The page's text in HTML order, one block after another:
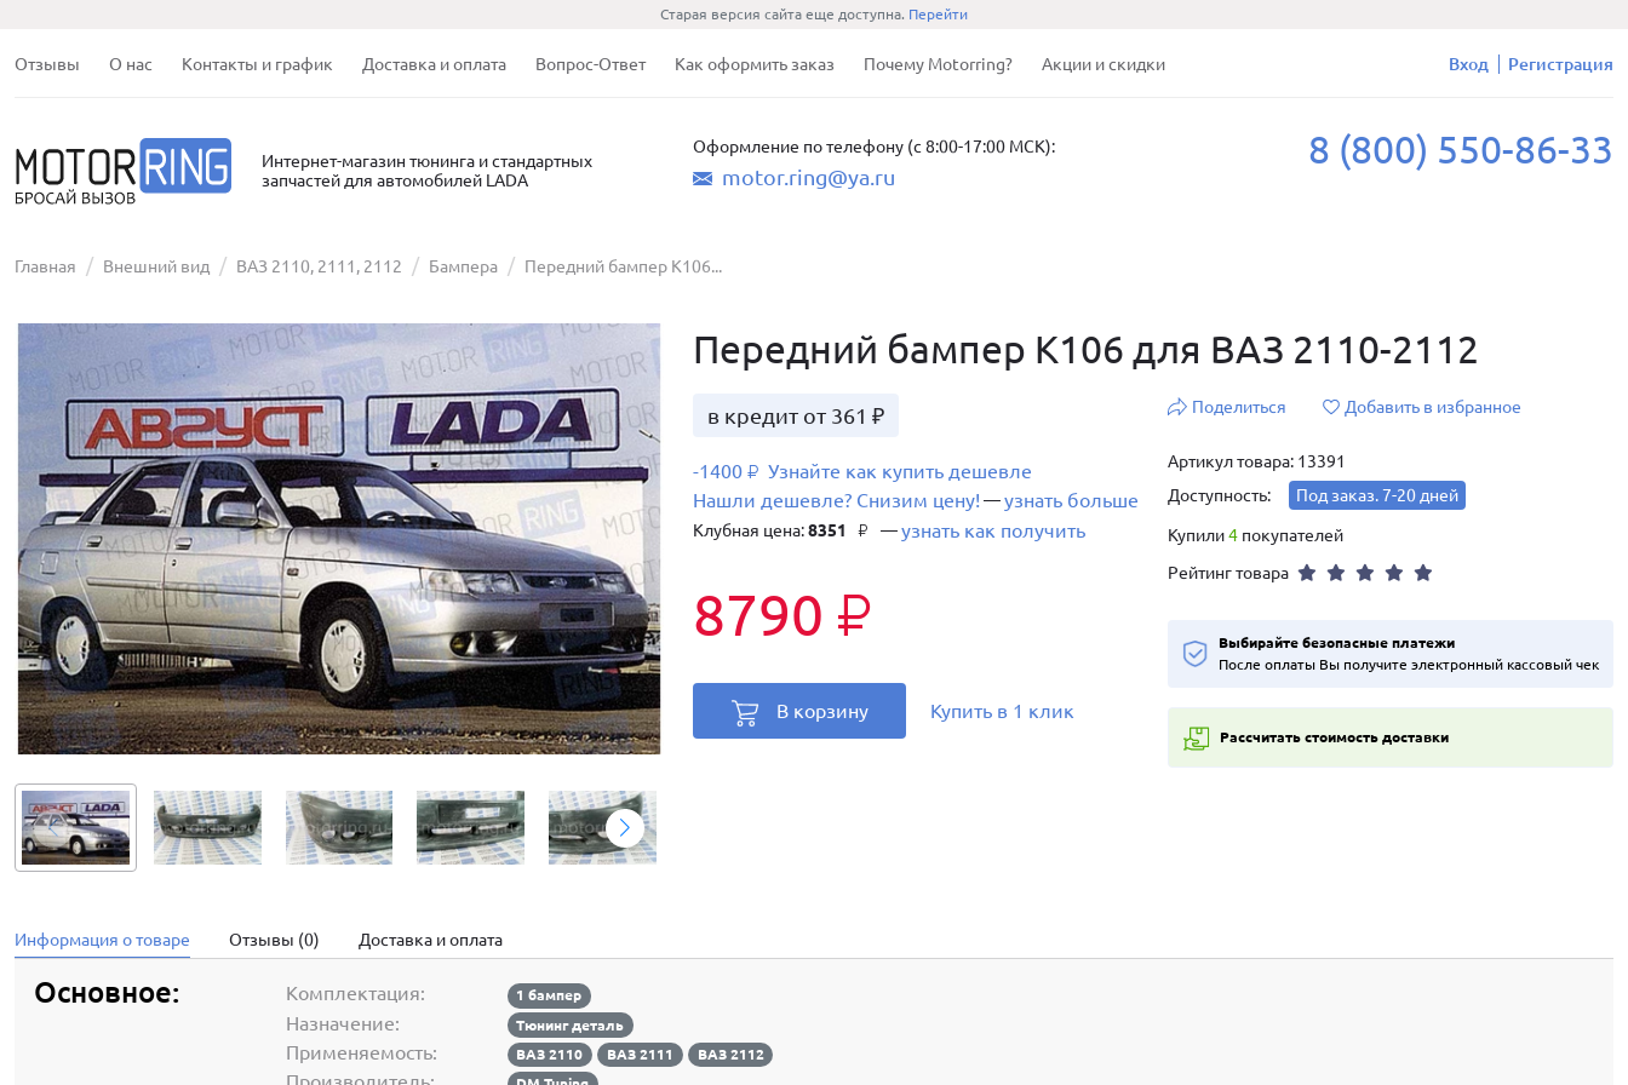
Старая версия сайта еще доступна. Перейти
Отзывы О нас Контакты и график Доставка и оплата Вопрос-Ответ Как оформить заказ Почему Motorring? Акции и скидки Вход Регистрация
Интернет-магазин тюнинга и стандартных
запчастей для автомобилей LADA
Оформление по телефону (с 8:00-17:00 МСК):
motor.ring@ya.ru
8 (800) 550-86-33
Главная Внешний вид ВАЗ 2110, 2111, 2112 Бампера Передний бампер K106...
Передний бампер K106 для ВАЗ 2110-2112
в кредит от 361 ₽
-1400 ₽ Узнайте как купить дешевле
Нашли дешевле? Снизим цену! —узнать больше
Клубная цена:8351 ₽ —узнать как получить
8790 ₽
В корзину Купить в 1 клик
Поделиться Добавить в избранное
Артикул товара: 13391
Доступность:
Под заказ. 7-20 дней
Купили4 покупателей
Рейтинг товара
Выбирайте безопасные платежи
После оплаты Вы получите электронный кассовый чек
Рассчитать стоимость доставки
Информация о товаре Отзывы (0) Доставка и оплата
Основное: Комплектация: 1 бампер
Назначение: Тюнинг деталь
Применяемость: ВАЗ 2110 ВАЗ 2111 ВАЗ 2112